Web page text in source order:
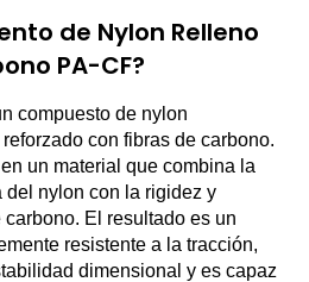
de Nylon Relleno
PA-CF?
compuesto de nylon
con fibras de carbono.
un material que combina la
nylon con la rigidez y
carbono. El resultado es un
resistente a la tracción,
dimensional y es capaz